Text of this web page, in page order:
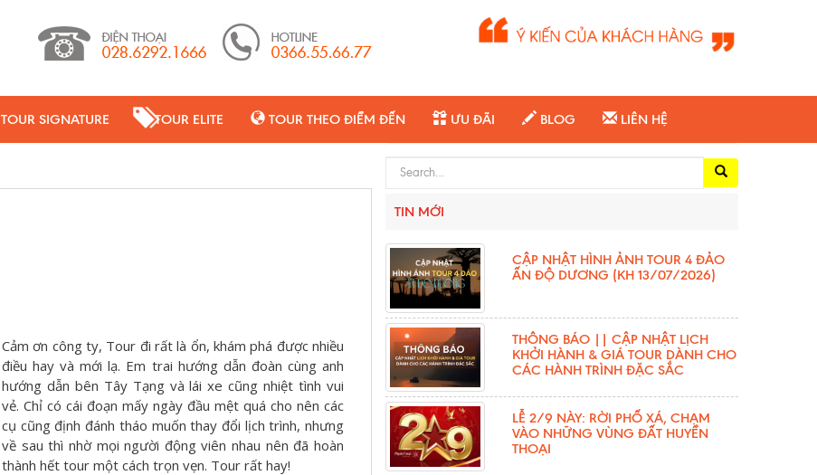
TOUR SIGNATURE TOUR ELITE TOUR THEO ĐIỂM ĐẾN ƯU ĐÃI BLOG LIÊN HỆ
Cảm ơn công ty, Tour đi rất là ổn, khám phá được nhiều
điều hay và mới lạ. Em trai hướng dẫn đoàn cùng anh
hướng dẫn bên Tây Tạng và lái xe cũng nhiệt tình vui
vẻ. Chỉ có cái đoạn mấy ngày đầu mệt quá cho nên các
cụ cũng định đánh tháo muốn thay đổi lịch trình, nhưng
về sau thì nhờ mọi người động viên nhau nên đã hoàn
thành hết tour một cách trọn vẹn. Tour rất hay!
Search for:
TIN MỚI
CẬP NHẬT HÌNH ẢNH TOUR 4 ĐẢO
ẤN ĐỘ DƯƠNG (KH 13/07/2026)
THÔNG BÁO || CẬP NHẬT LỊCH
KHỞI HÀNH & GIÁ TOUR DÀNH CHO
CÁC HÀNH TRÌNH ĐẶC SẮC
LỄ 2/9 NÀY: RỜI PHỐ XÁ, CHẠM
VÀO NHỮNG VÙNG ĐẤT HUYỀN
THOẠI